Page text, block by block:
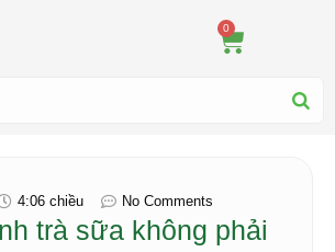
0
4:06 chiều No Comments
trà sữa không phải